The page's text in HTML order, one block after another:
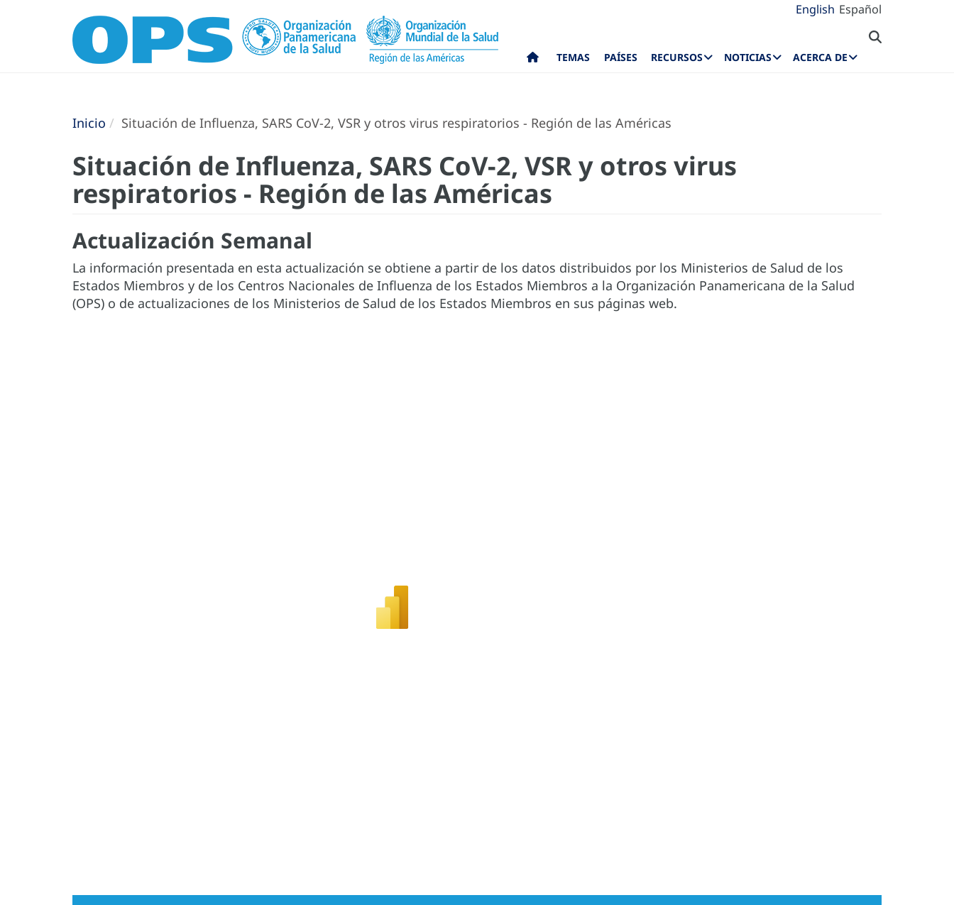
English Español
TEMAS PAÍSES RECURSOS NOTICIAS ACERCA DE
Inicio Situación de Influenza, SARS CoV-2, VSR y otros virus respiratorios - Región de las Américas
Situación de Influenza, SARS CoV-2, VSR y otros virus
respiratorios - Región de las Américas
Actualización Semanal
La información presentada en esta actualización se obtiene a partir de los datos distribuidos por los Ministerios de Salud de los
Estados Miembros y de los Centros Nacionales de Influenza de los Estados Miembros a la Organización Panamericana de la Salud
(OPS) o de actualizaciones de los Ministerios de Salud de los Estados Miembros en sus páginas web.